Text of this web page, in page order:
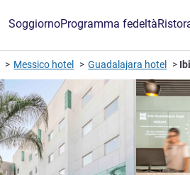
SoggiornoProgramma fedeltà
Messico hotel Guadalajara hotel